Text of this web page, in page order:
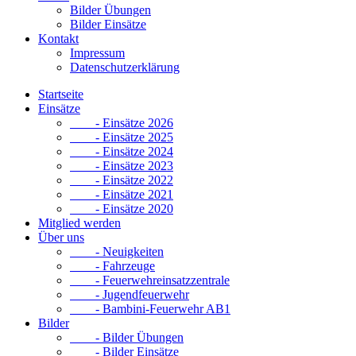
Bilder Übungen
Bilder Einsätze
Kontakt
Impressum
Datenschutzerklärung
Startseite
Einsätze
- Einsätze 2026
- Einsätze 2025
- Einsätze 2024
- Einsätze 2023
- Einsätze 2022
- Einsätze 2021
- Einsätze 2020
Mitglied werden
Über uns
- Neuigkeiten
- Fahrzeuge
- Feuerwehreinsatzzentrale
- Jugendfeuerwehr
- Bambini-Feuerwehr AB1
Bilder
- Bilder Übungen
- Bilder Einsätze